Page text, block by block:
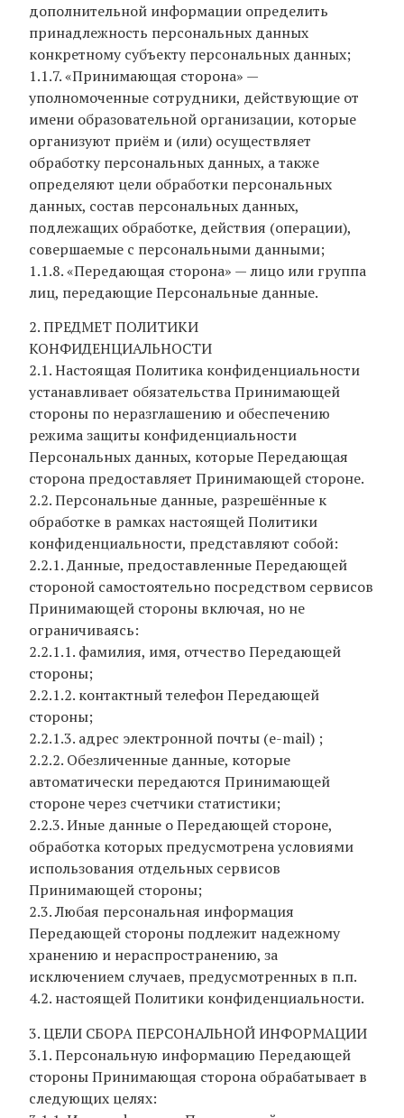
дополнительной информации определить
принадлежность персональных данных
конкретному субъекту персональных данных;
1.1.7. «Принимающая сторона» —
уполномоченные сотрудники, действующие от
имени образовательной организации, которые
организуют приём и (или) осуществляет
обработку персональных данных, а также
определяют цели обработки персональных
данных, состав персональных данных,
подлежащих обработке, действия (операции),
совершаемые с персональными данными;
1.1.8. «Передающая сторона» — лицо или группа
лиц, передающие Персональные данные.
2. ПРЕДМЕТ ПОЛИТИКИ
КОНФИДЕНЦИАЛЬНОСТИ
2.1. Настоящая Политика конфиденциальности
устанавливает обязательства Принимающей
стороны по неразглашению и обеспечению
режима защиты конфиденциальности
Персональных данных, которые Передающая
сторона предоставляет Принимающей стороне.
2.2. Персональные данные, разрешённые к
обработке в рамках настоящей Политики
конфиденциальности, представляют собой:
2.2.1. Данные, предоставленные Передающей
стороной самостоятельно посредством сервисов
Принимающей стороны включая, но не
ограничиваясь:
2.2.1.1. фамилия, имя, отчество Передающей
стороны;
2.2.1.2. контактный телефон Передающей
стороны;
2.2.1.3. адрес электронной почты (e-mail) ;
2.2.2. Обезличенные данные, которые
автоматически передаются Принимающей
стороне через счетчики статистики;
2.2.3. Иные данные о Передающей стороне,
обработка которых предусмотрена условиями
использования отдельных сервисов
Принимающей стороны;
2.3. Любая персональная информация
Передающей стороны подлежит надежному
хранению и нераспространению, за
исключением случаев, предусмотренных в п.п.
4.2. настоящей Политики конфиденциальности.
3. ЦЕЛИ СБОРА ПЕРСОНАЛЬНОЙ ИНФОРМАЦИИ
3.1. Персональную информацию Передающей
стороны Принимающая сторона обрабатывает в
следующих целях: